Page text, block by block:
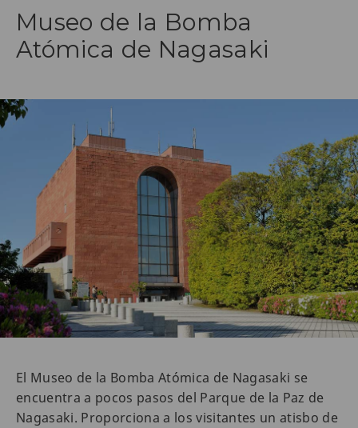
Museo de la Bomba
Atómica de Nagasaki
El Museo de la Bomba Atómica de Nagasaki se
encuentra a pocos pasos del Parque de la Paz de
Nagasaki. Proporciona a los visitantes un atisbo de